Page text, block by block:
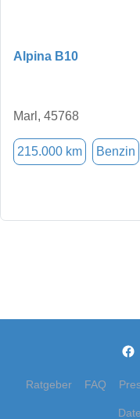
Alpina B10
Marl, 45768
215.000 km Benzin
Ratgeber FAQ